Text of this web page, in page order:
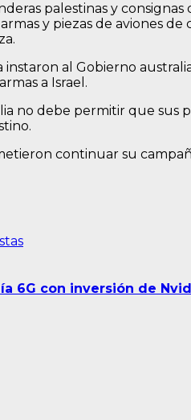
palestinas y
y piezas de aviones
instaron al Gobierno
a Israel.
no debe permitir que
continuar su
6G con inversión de